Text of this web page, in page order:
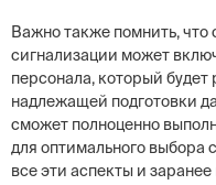
Важно также помнить,
сигнализации может
персонала, который будет
надлежащей подготовки
сможет полноценно
для оптимального выбора
все эти аспекты и